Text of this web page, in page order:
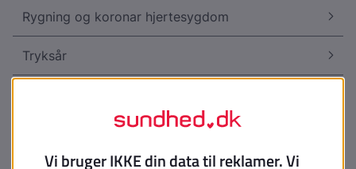
Rygning og koronar hjertesygdom
Tryksår